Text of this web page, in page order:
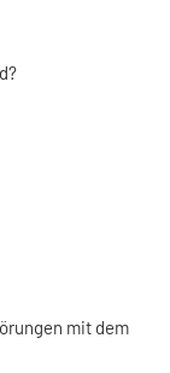
mit dem